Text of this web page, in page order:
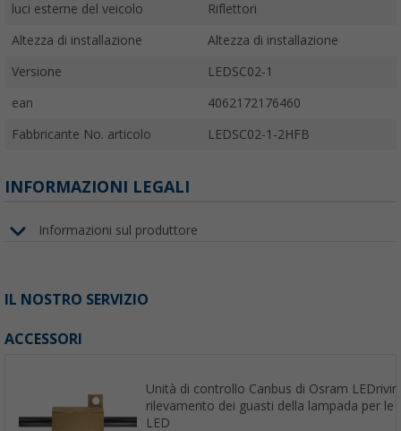
luci esterne del veicolo Riflettori
Altezza di installazione Altezza di installazione
Versione LEDSC02-1
ean 4062172176460
Fabbricante No. articolo LEDSC02-1-2HFB
INFORMAZIONI LEGALI
Informazioni sul produttore
IL NOSTRO SERVIZIO
ACCESSORI
Unità di controllo Canbus di Osram
rilevamento dei guasti della lampada per
LED